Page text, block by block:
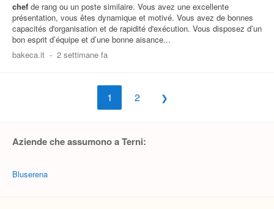
chef de rang ou un poste similaire. Vous avez une excellente
présentation, vous êtes dynamique et motivé. Vous avez de bonnes
capacités d'organisation et de rapidité d'exécution. Vous disposez d’un
bon esprit d’équipe et d’une bonne aisance...
bakeca.it - 2 settimane fa
1 2
Aziende che assumono a Terni:
Bluserena